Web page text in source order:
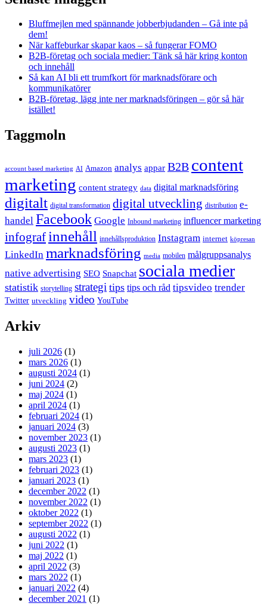
Bluffmejlen med spännande jobberbjudanden – Gå inte på
dem!
När kaffeburkar skapar kaos – så fungerar FOMO
B2B-företag och sociala medier: Tänk så här kring konton
och innehåll
Så kan AI bli ett trumfkort för marknadsförare och
kommunikatörer
B2B-företag, lägg inte ner marknadsföringen – gör så här
istället!
Taggmoln
account based marketing AI Amazon analys appar B2B content
marketing content strategy data digital marknadsföring
digitalt digital transformation digital utveckling distribution e-
handel Facebook Google Inbound marketing influencer marketing
infograf innehåll innehållsproduktion Instagram internet köpresan
LinkedIn marknadsföring media mobilen målgruppsanalys
native advertising SEO Snapchat sociala medier
statistik storytelling strategi tips tips och råd tipsvideo trender
Twitter utveckling video YouTube
Arkiv
juli 2026 (1)
mars 2026 (1)
augusti 2024 (1)
juni 2024 (2)
maj 2024 (1)
april 2024 (1)
februari 2024 (1)
januari 2024 (3)
november 2023 (1)
augusti 2023 (1)
mars 2023 (1)
februari 2023 (1)
januari 2023 (1)
december 2022 (1)
november 2022 (1)
oktober 2022 (1)
september 2022 (1)
augusti 2022 (1)
juni 2022 (1)
maj 2022 (1)
april 2022 (3)
mars 2022 (1)
januari 2022 (4)
december 2021 (1)